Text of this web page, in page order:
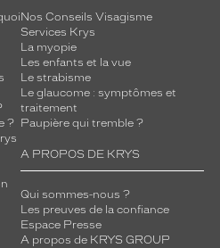
?
Nos Conseils Visagisme
Services Krys
La myopie
Les enfants et la vue
Le strabisme
Le glaucome : symptômes et
traitement
Paupière qui tremble ?
A PROPOS DE KRYS
Qui sommes-nous ?
Les preuves de la confiance
Espace Presse
A propos de KRYS GROUP